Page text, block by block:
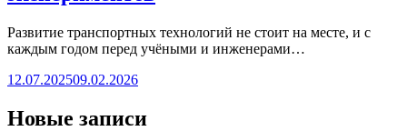
Развитие транспортных технологий не стоит на месте, и с
каждым годом перед учёными и инженерами…
12.07.202509.02.2026
Новые записи